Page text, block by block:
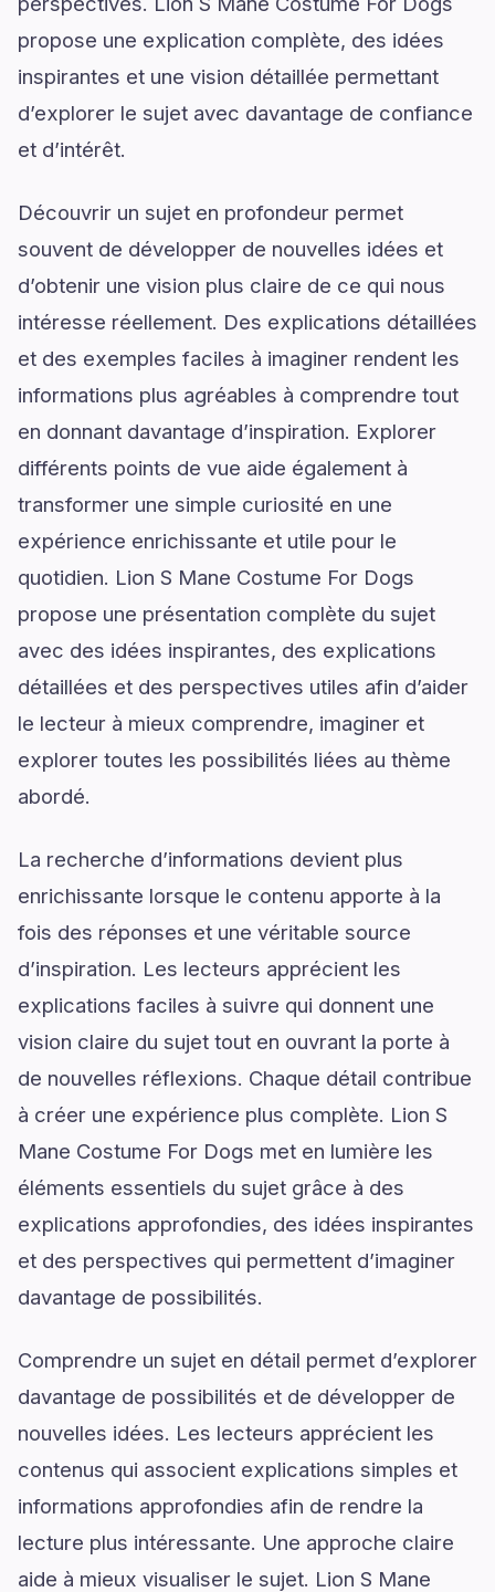
propose une explication complète, des idées
inspirantes et une vision détaillée permettant
d’explorer le sujet avec davantage de confiance
et d’intérêt.
Découvrir un sujet en profondeur permet
souvent de développer de nouvelles idées et
d’obtenir une vision plus claire de ce qui nous
intéresse réellement. Des explications détaillées
et des exemples faciles à imaginer rendent les
informations plus agréables à comprendre tout
en donnant davantage d’inspiration. Explorer
différents points de vue aide également à
transformer une simple curiosité en une
expérience enrichissante et utile pour le
quotidien. Lion S Mane Costume For Dogs
propose une présentation complète du sujet
avec des idées inspirantes, des explications
détaillées et des perspectives utiles afin d’aider
le lecteur à mieux comprendre, imaginer et
explorer toutes les possibilités liées au thème
abordé.
La recherche d’informations devient plus
enrichissante lorsque le contenu apporte à la
fois des réponses et une véritable source
d’inspiration. Les lecteurs apprécient les
explications faciles à suivre qui donnent une
vision claire du sujet tout en ouvrant la porte à
de nouvelles réflexions. Chaque détail contribue
à créer une expérience plus complète. Lion S
Mane Costume For Dogs met en lumière les
éléments essentiels du sujet grâce à des
explications approfondies, des idées inspirantes
et des perspectives qui permettent d’imaginer
davantage de possibilités.
Comprendre un sujet en détail permet d’explorer
davantage de possibilités et de développer de
nouvelles idées. Les lecteurs apprécient les
contenus qui associent explications simples et
informations approfondies afin de rendre la
lecture plus intéressante. Une approche claire
aide à mieux visualiser le sujet. Lion S Mane